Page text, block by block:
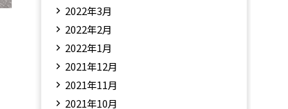
2022年3月
2022年2月
2022年1月
2021年12月
2021年11月
2021年10月